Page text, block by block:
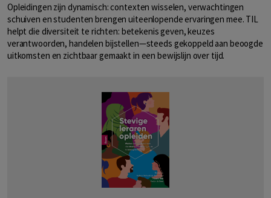
Opleidingen zijn dynamisch: contexten wisselen, verwachtingen
schuiven en studenten brengen uiteenlopende ervaringen mee. TIL
helpt die diversiteit te richten: betekenis geven, keuzes
verantwoorden, handelen bijstellen—steeds gekoppeld aan beoogde
uitkomsten en zichtbaar gemaakt in een bewijslijn over tijd.